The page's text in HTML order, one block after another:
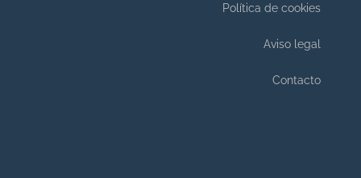
Política de cookies
Aviso legal
Contacto